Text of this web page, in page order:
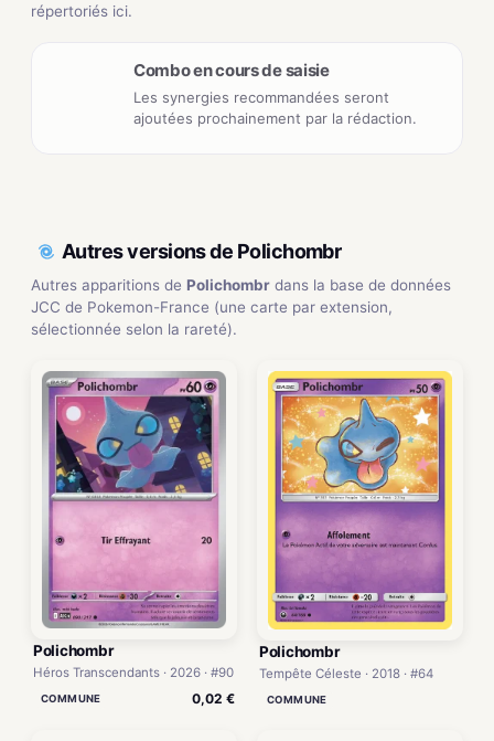
répertoriés ici.
Combo en cours de saisie
Les synergies recommandées seront
ajoutées prochainement par la rédaction.
Autres versions de Polichombr
Autres apparitions de Polichombr dans la base de données
JCC de Pokemon-France (une carte par extension,
sélectionnée selon la rareté).
Polichombr
Héros Transcendants · 2026 · #90
COMMUNE 0,02 €
Polichombr
Tempête Céleste · 2018 · #64
COMMUNE